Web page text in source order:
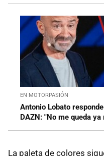
EN MOTORPASIÓN
Antonio Lobato
DAZN: "No me queda
La paleta de colores